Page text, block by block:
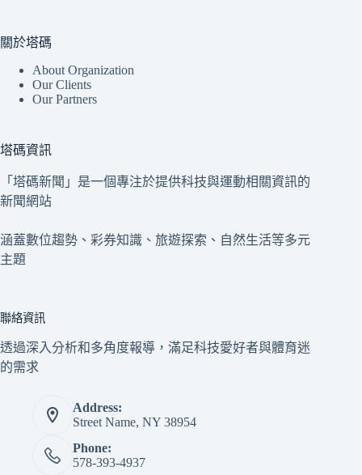
關於塔碼
About Organization
Our Clients
Our Partners
塔碼資訊
「塔碼新聞」是一個專注於提供科技與運動相關資訊的
新聞網站
涵蓋數位趨勢、彩券知識、旅遊探索、自然生活等多元
主題
聯絡資訊
透過深入分析和多角度報導，滿足科技愛好者與體育迷
的需求
Address:
Street Name, NY 38954
Phone:
578-393-4937